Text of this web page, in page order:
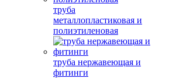
труба
металлопластиковая и
полиэтиленовая
труба нержавеющая и
фитинги